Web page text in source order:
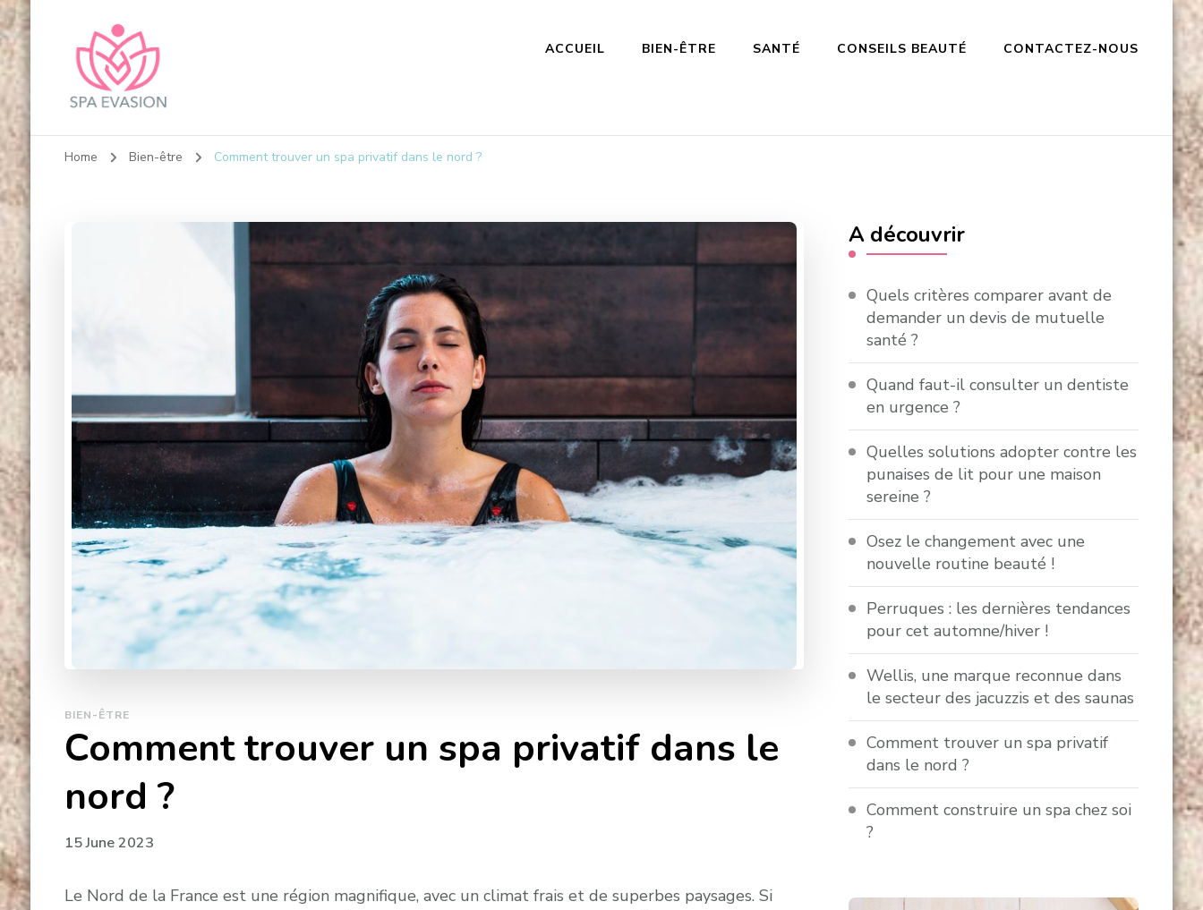
ACCUEIL BIEN-ÊTRE SANTÉ CONSEILS BEAUTÉ CONTACTEZ-NOUS
Home Bien-être Comment trouver un spa privatif dans le nord ?
BIEN-ÊTRE
Comment trouver un spa privatif dans le
nord ?
15 June 2023
Le Nord de la France est une région magnifique, avec un climat frais et de superbes paysages. Si
A découvrir
Quels critères comparer avant de
demander un devis de mutuelle
santé ?
Quand faut-il consulter un dentiste
en urgence ?
Quelles solutions adopter contre les
punaises de lit pour une maison
sereine ?
Osez le changement avec une
nouvelle routine beauté !
Perruques : les dernières tendances
pour cet automne/hiver !
Wellis, une marque reconnue dans
le secteur des jacuzzis et des saunas
Comment trouver un spa privatif
dans le nord ?
Comment construire un spa chez soi
?